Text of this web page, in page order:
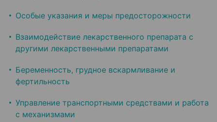
Особые указания и меры предосторожности
Взаимодействие лекарственного препарата с
другими лекарственными препаратами
Беременность, грудное вскармливание и
фертильность
Управление транспортными средствами и работа
с механизмами